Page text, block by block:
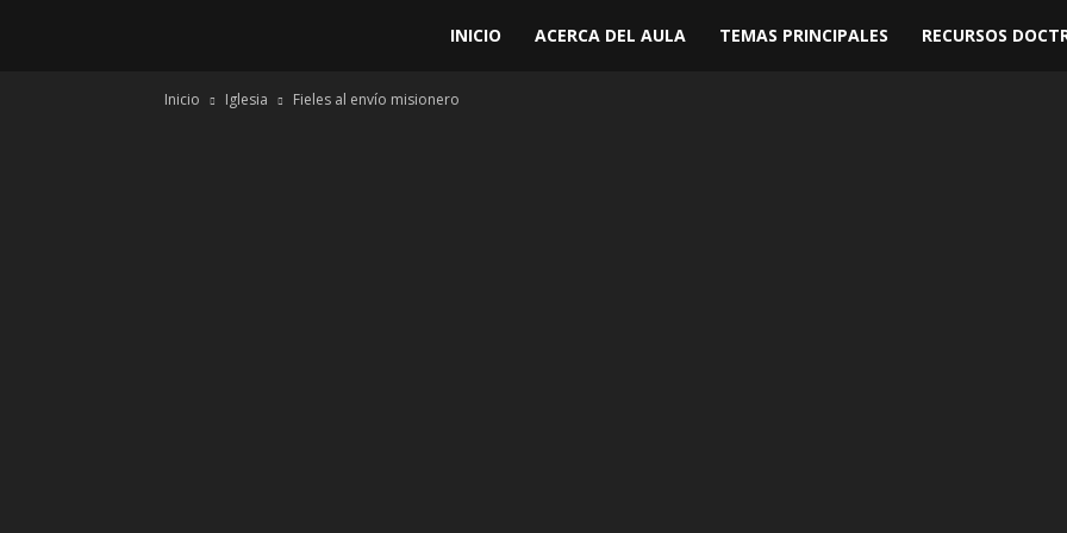
Aula
de
INICIO ACERCA DEL AULA TEMAS PRINCIPALES RECURSOS
Inicio Iglesia Fieles al envío misionero